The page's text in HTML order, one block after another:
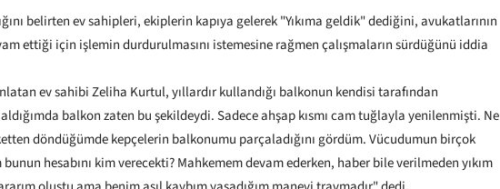
belirten ev sahipleri, ekiplerin kapıya gelerek "Yıkıma geldik" dediğini, avukatlarının
ettiği için işlemin durdurulmasını istemesine rağmen çalışmaların sürdüğünü iddia
ev sahibi Zeliha Kurtul, yıllardır kullandığı balkonun kendisi tarafından
balkon zaten bu şekildeydi. Sadece ahşap kısmı cam tuğlayla yenilenmişti. Ne
döndüğümde kepçelerin balkonumu parçaladığını gördüm. Vücudumun birçok
hesabını kim verecekti? Mahkemem devam ederken, haber bile verilmeden yıkım